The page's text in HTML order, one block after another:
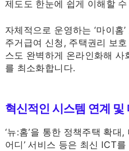
제도도 한눈에 쉽게 이해할
자체적으로 운영하는 ‘마이홈
주거급여 신청, 주택권리 보
스도 완벽하게 온라인화해 사
를 최소화합니다.
혁신적인 시스템 연계 및
‘뉴:홈’을 통한 정책주택 확대
어디’ 서비스 등은 최신 ICT